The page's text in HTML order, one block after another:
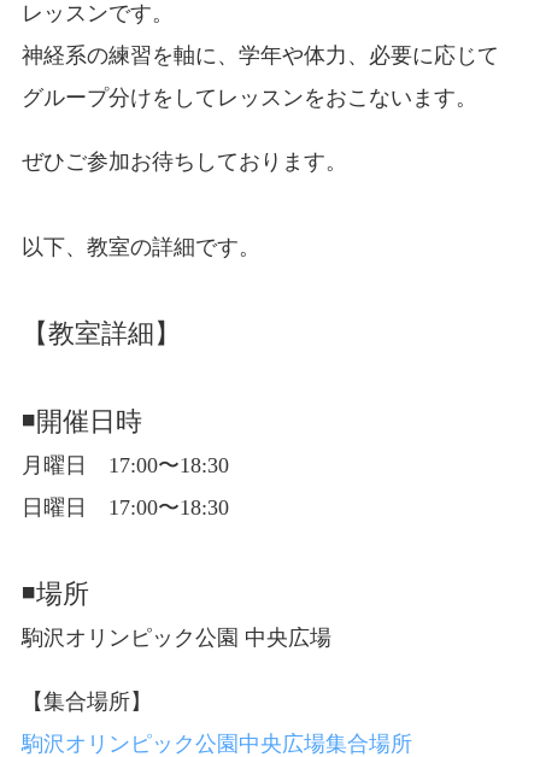
レッスンです。
神経系の練習を軸に、学年や体力、必要に応じて
グループ分けをしてレッスンをおこないます。
ぜひご参加お待ちしております。
以下、教室の詳細です。
【教室詳細】
◾️開催日時
月曜日 17:00〜18:30
日曜日 17:00〜18:30
◾️場所
駒沢オリンピック公園 中央広場
【集合場所】
駒沢オリンピック公園中央広場集合場所